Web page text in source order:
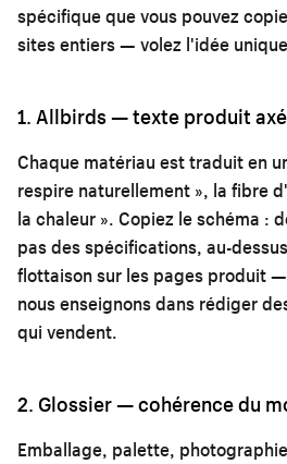
spécifique que vous pouvez
sites entiers — volez l'idée
1. Allbirds — texte produit
Chaque matériau est traduit en
respire naturellement », la fibre
la chaleur ». Copiez le schéma :
pas des spécifications, au-
flottaison sur les pages produit
nous enseignons dans rédiger
qui vendent.
2. Glossier — cohérence du
Emballage, palette,